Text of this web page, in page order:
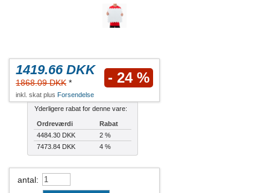
1419.66 DKK
1868.09 DKK * - 24 %
inkl. skat plus Forsendelse
Yderligere rabat for denne vare:
Ordreværdi
Rabat
4484.30 DKK
2 %
7473.84 DKK
4 %
antal: